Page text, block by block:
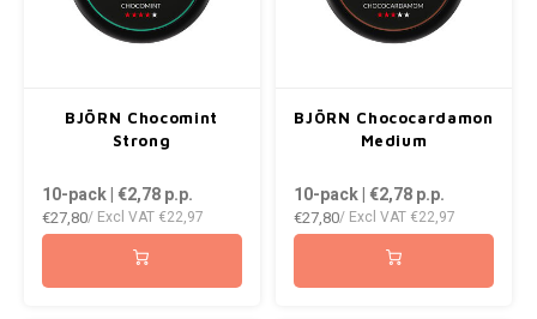
MYNT
BJÖRN Chocomint
Strong
10-pack | €2,78p.p.
€27,80/ Excl VAT €22,97
BJÖRN Chococardamon
Medium
10-pack | €2,78p.p.
€27,80/ Excl VAT €22,97